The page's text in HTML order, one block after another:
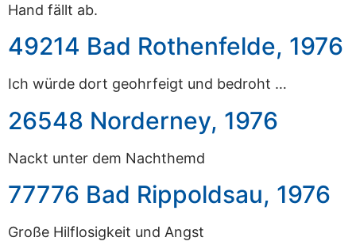
Hand fällt ab.
49214 Bad Rothenfelde, 1976
Ich würde dort geohrfeigt und bedroht …
26548 Norderney, 1976
Nackt unter dem Nachthemd
77776 Bad Rippoldsau, 1976
Große Hilflosigkeit und Angst